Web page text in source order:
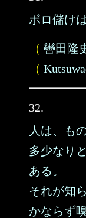
ボロ儲け
（ 轡田隆
（
32.
人は、も
多少なり
ある。
それが知
かならず